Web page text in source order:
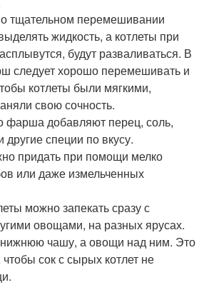
тщательном перемешивании
жидкость, а котлеты при
будут разваливаться. В
следует хорошо перемешивать и
котлеты были мягкими,
свою сочность.
фарша добавляют перец, соль,
другие специи по вкусу.
придать при помощи мелко
или даже измельченных
можно запекать сразу с
овощами, на разных ярусах.
нижнюю чашу, а овощи над ним. Это
сок с сырых котлет не